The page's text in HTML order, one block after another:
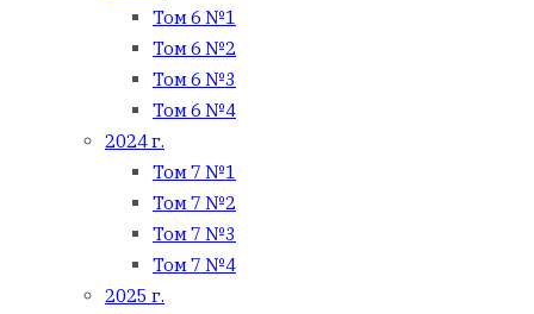
Том 6 №1
Том 6 №2
Том 6 №3
Том 6 №4
2024 г.
Том 7 №1
Том 7 №2
Том 7 №3
Том 7 №4
2025 г.